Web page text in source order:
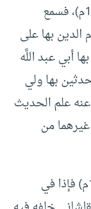
ثم ارتحل إلى مصر سنة 814هـ (1412م)، فسمع
بها على
أبي عبد اللَّه
بها ولي
عنه علم الحديث
من
ثم رجع إلى تونس سنة 817هـ (1415م) فإذا في